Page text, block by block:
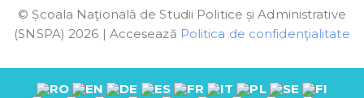
© Școala Naţională de Studii Politice și Administrative
(SNSPA) 2026 | Accesează Politica de confidenţialitate